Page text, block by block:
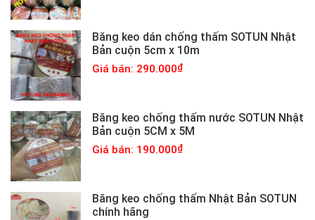
Băng keo dán chống thấm SOTUN Nhật
Bản cuộn 5cm x 10m
Giá bán: 290.000
Băng keo chống thấm nước SOTUN Nhật
Bản cuộn 5CM x 5M
Giá bán: 190.000
Băng keo chống thấm Nhật Bản SOTUN
chính hãng